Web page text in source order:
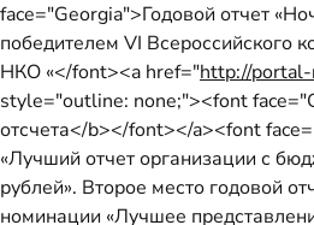
face="Georgia">Годовой отчет
победителем VI Всероссийского
НКО «</font><a href="http://
style="outline: none;"><font
отсчета</b></font></a><font
«Лучший отчет организации с
рублей». Второе место годовой
номинации «Лучшее